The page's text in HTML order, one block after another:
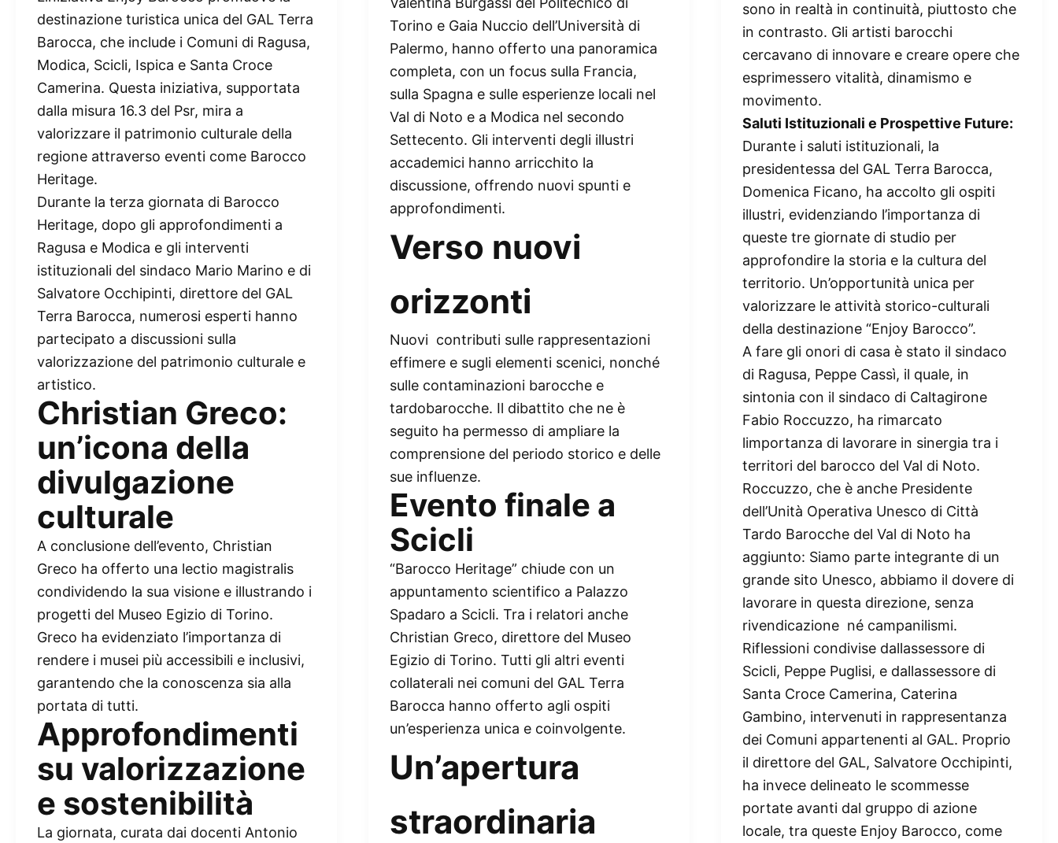
destinazione turistica unica del GAL Terra
Barocca, che include i Comuni di Ragusa,
Modica, Scicli, Ispica e Santa Croce
Camerina. Questa iniziativa, supportata
dalla misura 16.3 del Psr, mira a
valorizzare il patrimonio culturale della
regione attraverso eventi come Barocco
Heritage.
Durante la terza giornata di Barocco
Heritage, dopo gli approfondimenti a
Ragusa e Modica e gli interventi
istituzionali del sindaco Mario Marino e di
Salvatore Occhipinti, direttore del GAL
Terra Barocca, numerosi esperti hanno
partecipato a discussioni sulla
valorizzazione del patrimonio culturale e
artistico.
Christian Greco:
un’icona della
divulgazione
culturale
A conclusione dell’evento, Christian
Greco ha offerto una lectio magistralis
condividendo la sua visione e illustrando i
progetti del Museo Egizio di Torino.
Greco ha evidenziato l’importanza di
rendere i musei più accessibili e inclusivi,
garantendo che la conoscenza sia alla
portata di tutti.
Approfondimenti
su valorizzazione
e sostenibilità
La giornata, curata dai docenti Antonio
Torino e Gaia Nuccio dell’Università di
Palermo, hanno offerto una panoramica
completa, con un focus sulla Francia,
sulla Spagna e sulle esperienze locali nel
Val di Noto e a Modica nel secondo
Settecento. Gli interventi degli illustri
accademici hanno arricchito la
discussione, offrendo nuovi spunti e
approfondimenti.
Verso nuovi
orizzonti
Nuovi contributi sulle rappresentazioni
effimere e sugli elementi scenici, nonché
sulle contaminazioni barocche e
tardobarocche. Il dibattito che ne è
seguito ha permesso di ampliare la
comprensione del periodo storico e delle
sue influenze.
Evento finale a
Scicli
“Barocco Heritage” chiude con un
appuntamento scientifico a Palazzo
Spadaro a Scicli. Tra i relatori anche
Christian Greco, direttore del Museo
Egizio di Torino. Tutti gli altri eventi
collaterali nei comuni del GAL Terra
Barocca hanno offerto agli ospiti
un’esperienza unica e coinvolgente.
Un’apertura
straordinaria
sono in realtà in continuità, piuttosto che
in contrasto. Gli artisti barocchi
cercavano di innovare e creare opere che
esprimessero vitalità, dinamismo e
movimento.
Saluti Istituzionali e Prospettive Future:
Durante i saluti istituzionali, la
presidentessa del GAL Terra Barocca,
Domenica Ficano, ha accolto gli ospiti
illustri, evidenziando l’importanza di
queste tre giornate di studio per
approfondire la storia e la cultura del
territorio. Un’opportunità unica per
valorizzare le attività storico-culturali
della destinazione “Enjoy Barocco”.
A fare gli onori di casa è stato il sindaco
di Ragusa, Peppe Cassì, il quale, in
sintonia con il sindaco di Caltagirone
Fabio Roccuzzo, ha rimarcato
limportanza di lavorare in sinergia tra i
territori del barocco del Val di Noto.
Roccuzzo, che è anche Presidente
dell’Unità Operativa Unesco di Città
Tardo Barocche del Val di Noto ha
aggiunto: Siamo parte integrante di un
grande sito Unesco, abbiamo il dovere di
lavorare in questa direzione, senza
rivendicazione né campanilismi.
Riflessioni condivise dallassessore di
Scicli, Peppe Puglisi, e dallassessore di
Santa Croce Camerina, Caterina
Gambino, intervenuti in rappresentanza
dei Comuni appartenenti al GAL. Proprio
il direttore del GAL, Salvatore Occhipinti,
ha invece delineato le scommesse
portate avanti dal gruppo di azione
locale, tra queste Enjoy Barocco, come